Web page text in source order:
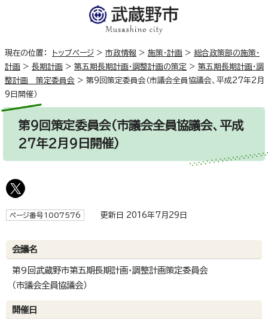
現在の位置： トップページ > 市政情報 > 施策・計画 > 総合政策部の施策・
計画 > 長期計画 > 第五期長期計画・調整計画の策定 > 第五期長期計画・調
整計画 策定委員会 > 第9回策定委員会（市議会全員協議会、平成27年2月
9日開催）
第9回策定委員会（市議会全員協議会、平成
27年2月9日開催）
ページ番号1007576 更新日 2016年7月29日
会議名
第9回武蔵野市第五期長期計画・調整計画策定委員会
（市議会全員協議会）
開催日